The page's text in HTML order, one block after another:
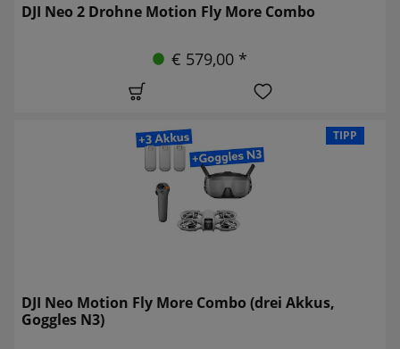
DJI Neo 2 Drohne Motion Fly More Combo
€ 579,00 *
TIPP
DJI Neo Motion Fly More Combo (drei Akkus,
Goggles N3)